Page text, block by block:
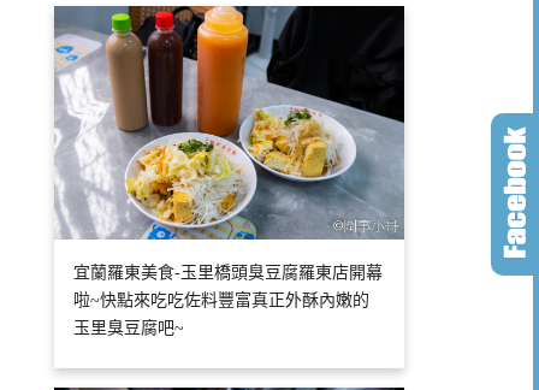
宜蘭羅東美食-玉里橋頭臭豆腐羅東店開幕
啦~快點來吃吃佐料豐富真正外酥內嫩的
玉里臭豆腐吧~